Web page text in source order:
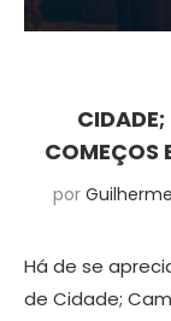
COMEÇOS
por
Há de se
de Cidade;